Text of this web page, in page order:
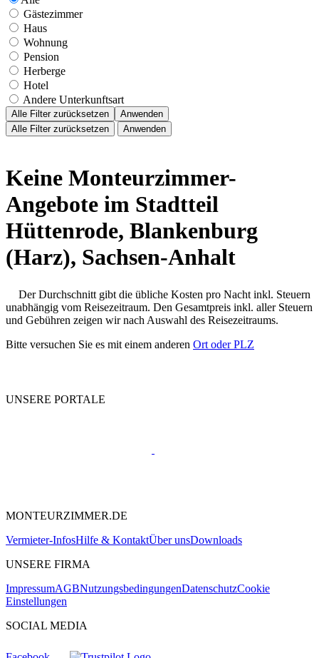
Gästezimmer
Haus
Wohnung
Pension
Herberge
Hotel
Andere Unterkunftsart
Alle Filter zurücksetzen
Anwenden
Alle Filter zurücksetzen
Anwenden
Keine Monteurzimmer-
Angebote im Stadtteil
Hüttenrode, Blankenburg
(Harz), Sachsen-Anhalt
Der Durchschnitt gibt die übliche Kosten pro Nacht inkl. Steuern
unabhängig vom Reisezeitraum. Den Gesamtpreis inkl. aller Steuern
und Gebühren zeigen wir nach Auswahl des Reisezeitraums.
Bitte versuchen Sie es mit einem anderen Ort oder PLZ
UNSERE PORTALE
MONTEURZIMMER.DE
Vermieter-InfosHilfe & KontaktÜber unsDownloads
UNSERE FIRMA
ImpressumAGBNutzungsbedingungenDatenschutzCookie
Einstellungen
SOCIAL MEDIA